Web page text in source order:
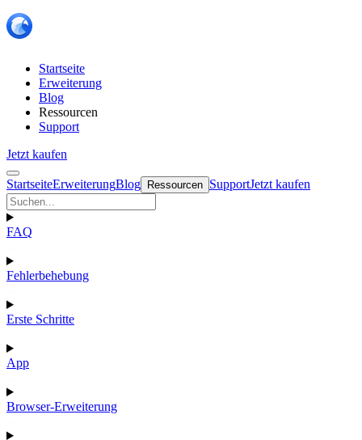
Startseite
Erweiterung
Blog
Ressourcen
Support
Jetzt kaufen
StartseiteErweiterungBlog Ressourcen SupportJetzt kaufen
FAQ
Fehlerbehebung
Erste Schritte
App
Browser-Erweiterung